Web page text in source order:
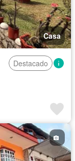
Casa
Destacado